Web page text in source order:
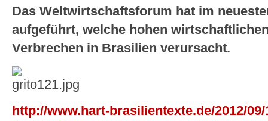
Das Weltwirtschaftsforum hat im
aufgeführt, welche hohen
Verbrechen in Brasilien verursacht.
http://www.hart-brasilientexte.de/2012/